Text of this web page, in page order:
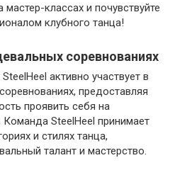
классах и почувствуйте
клубного танца!
соревнованиях
активно участвует в
предоставляя
проявить себя на
SteelHeel принимает
и стилях танца,
талант и мастерство.